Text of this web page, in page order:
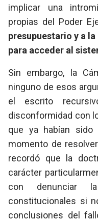
implicar una
propias del Poder
presupuestario y a
para acceder al
Sin embargo, la
ninguno de esos
el escrito
disconformidad con
que ya habían sido
momento de
recordó que la
carácter
con denunciar
constitucionales si
conclusiones del